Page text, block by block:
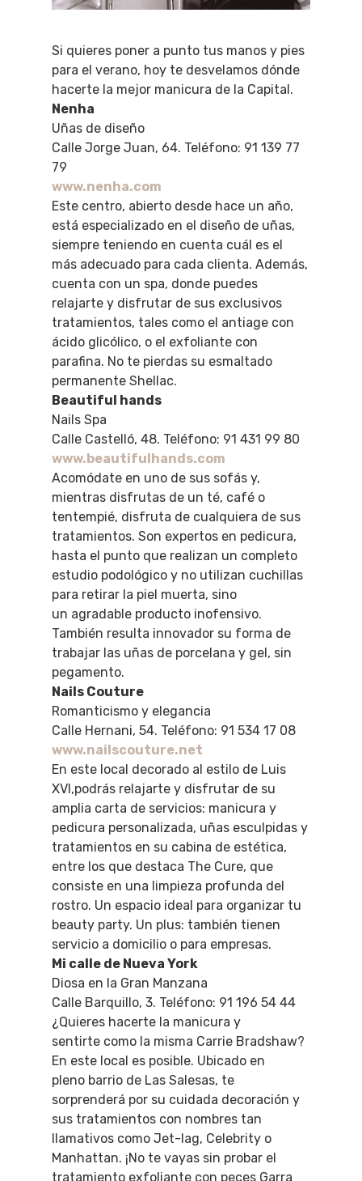
Si quieres poner a punto tus manos y pies
para el verano, hoy te desvelamos dónde
hacerte la mejor manicura de la Capital.
Nenha
Uñas de diseño
Calle Jorge Juan, 64. Teléfono: 91 139 77
79
www.nenha.com
Este centro, abierto desde hace un año,
está especializado en el diseño de uñas,
siempre teniendo en cuenta cuál es el
más adecuado para cada clienta. Además,
cuenta con un spa, donde puedes
relajarte y disfrutar de sus exclusivos
tratamientos, tales como el antiage con
ácido glicólico, o el exfoliante con
parafina. No te pierdas su esmaltado
permanente Shellac.
Beautiful hands
Nails Spa
Calle Castelló, 48. Teléfono: 91 431 99 80
www.beautifulhands.com
Acomódate en uno de sus sofás y,
mientras disfrutas de un té, café o
tentempié, disfruta de cualquiera de sus
tratamientos. Son expertos en pedicura,
hasta el punto que realizan un completo
estudio podológico y no utilizan cuchillas
para retirar la piel muerta, sino
un agradable producto inofensivo.
También resulta innovador su forma de
trabajar las uñas de porcelana y gel, sin
pegamento.
Nails Couture
Romanticismo y elegancia
Calle Hernani, 54. Teléfono: 91 534 17 08
www.nailscouture.net
En este local decorado al estilo de Luis
XVI,podrás relajarte y disfrutar de su
amplia carta de servicios: manicura y
pedicura personalizada, uñas esculpidas y
tratamientos en su cabina de estética,
entre los que destaca The Cure, que
consiste en una limpieza profunda del
rostro. Un espacio ideal para organizar tu
beauty party. Un plus: también tienen
servicio a domicilio o para empresas.
Mi calle de Nueva York
Diosa en la Gran Manzana
Calle Barquillo, 3. Teléfono: 91 196 54 44
¿Quieres hacerte la manicura y
sentirte como la misma Carrie Bradshaw?
En este local es posible. Ubicado en
pleno barrio de Las Salesas, te
sorprenderá por su cuidada decoración y
sus tratamientos con nombres tan
llamativos como Jet-lag, Celebrity o
Manhattan. ¡No te vayas sin probar el
tratamiento exfoliante con peces Garra